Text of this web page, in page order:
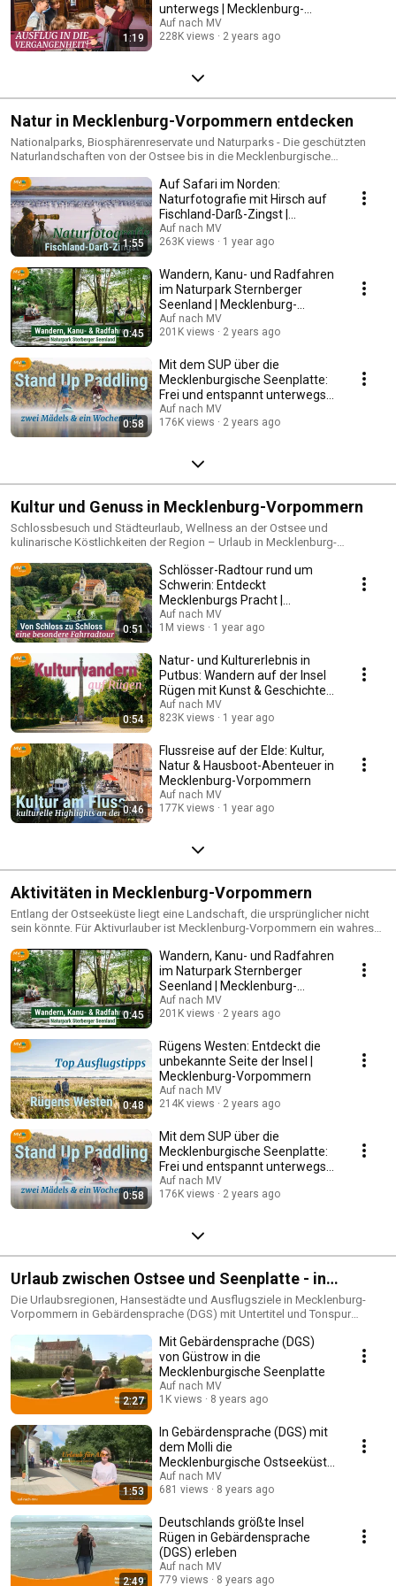
1:19
unterwegs | Mecklenburg-
Vorpommern
Auf nach MV
228K views
2 years ago
Natur in Mecklenburg-Vorpommern entdecken
Nationalparks, Biosphärenreservate und Naturparks - Die geschützten
Naturlandschaften von der Ostsee bis in die Mecklenburgische
1:55
Auf Safari im Norden:
Naturfotografie mit Hirsch auf
Fischland-Darß-Zingst |
Mecklenburg-Vorpommern
Auf nach MV
263K views
1 year ago
0:45
Wandern, Kanu- und Radfahren
im Naturpark Sternberger
Seenland | Mecklenburg-
Vorpommern
Auf nach MV
201K views
2 years ago
0:58
Mit dem SUP über die
Mecklenburgische Seenplatte:
Frei und entspannt unterwegs
auf Flüssen & Seen
Auf nach MV
176K views
2 years ago
Kultur und Genuss in Mecklenburg-Vorpommern
Schlossbesuch und Städteurlaub, Wellness an der Ostsee und
kulinarische Köstlichkeiten der Region – Urlaub in Mecklenburg-
0:51
Schlösser-Radtour rund um
Schwerin: Entdeckt
Mecklenburgs Pracht |
Mecklenburg-Vorpommern
Auf nach MV
1M views
1 year ago
0:54
Natur- und Kulturerlebnis in
Putbus: Wandern auf der Insel
Rügen mit Kunst & Geschichte |
MV
Auf nach MV
823K views
1 year ago
0:46
Flussreise auf der Elde: Kultur,
Natur & Hausboot-Abenteuer in
Mecklenburg-Vorpommern
Auf nach MV
177K views
1 year ago
Aktivitäten in Mecklenburg-Vorpommern
Entlang der Ostseeküste liegt eine Landschaft, die ursprünglicher nicht
sein könnte. Für Aktivurlauber ist Mecklenburg-Vorpommern ein wahres
0:45
Wandern, Kanu- und Radfahren
im Naturpark Sternberger
Seenland | Mecklenburg-
Vorpommern
Auf nach MV
201K views
2 years ago
0:48
Rügens Westen: Entdeckt die
unbekannte Seite der Insel |
Mecklenburg-Vorpommern
Auf nach MV
214K views
2 years ago
0:58
Mit dem SUP über die
Mecklenburgische Seenplatte:
Frei und entspannt unterwegs
auf Flüssen & Seen
Auf nach MV
176K views
2 years ago
Urlaub zwischen Ostsee und Seenplatte - in
Gebärdensprache (DGS)
Die Urlaubsregionen, Hansestädte und Ausflugsziele in Mecklenburg-
Vorpommern in Gebärdensprache (DGS) mit Untertitel und Tonspur
2:27
Mit Gebärdensprache (DGS)
von Güstrow in die
Mecklenburgische Seenplatte
Auf nach MV
1K views
8 years ago
1:53
In Gebärdensprache (DGS) mit
dem Molli die
Mecklenburgische Ostseeküste
entlang
Auf nach MV
681 views
8 years ago
2:49
Deutschlands größte Insel
Rügen in Gebärdensprache
(DGS) erleben
Auf nach MV
779 views
8 years ago